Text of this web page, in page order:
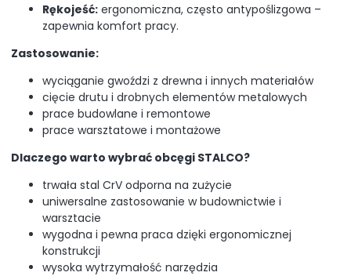
Rękojeść: ergonomiczna, często antypoślizgowa –
zapewnia komfort pracy.
Zastosowanie:
wyciąganie gwoździ z drewna i innych materiałów
cięcie drutu i drobnych elementów metalowych
prace budowlane i remontowe
prace warsztatowe i montażowe
Dlaczego warto wybrać obcęgi STALCO?
trwała stal CrV odporna na zużycie
uniwersalne zastosowanie w budownictwie i
warsztacie
wygodna i pewna praca dzięki ergonomicznej
konstrukcji
wysoka wytrzymałość narzędzia